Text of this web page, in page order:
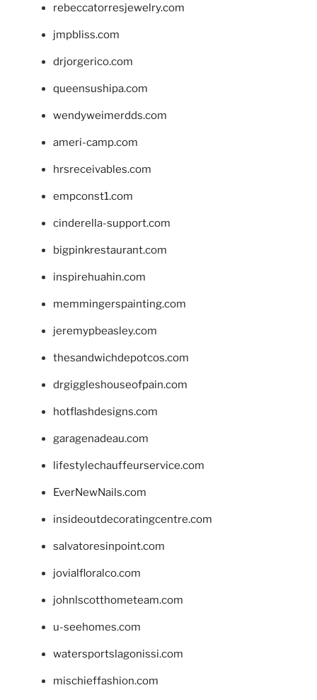
rebeccatorresjewelry.com
jmpbliss.com
drjorgerico.com
queensushipa.com
wendyweimerdds.com
ameri-camp.com
hrsreceivables.com
empconst1.com
cinderella-support.com
bigpinkrestaurant.com
inspirehuahin.com
memmingerspainting.com
jeremypbeasley.com
thesandwichdepotcos.com
drgiggleshouseofpain.com
hotflashdesigns.com
garagenadeau.com
lifestylechauffeurservice.com
EverNewNails.com
insideoutdecoratingcentre.com
salvatoresinpoint.com
jovialfloralco.com
johnlscotthometeam.com
u-seehomes.com
watersportslagonissi.com
mischieffashion.com